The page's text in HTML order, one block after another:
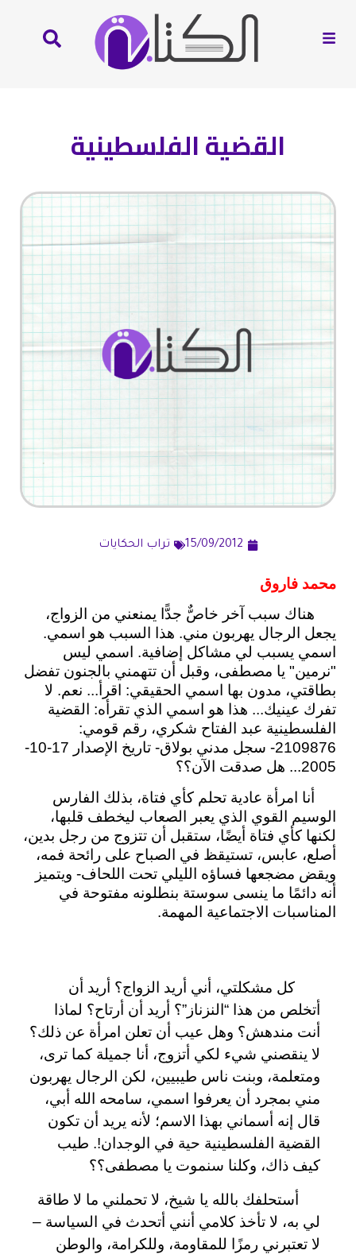
القضية الفلسطينية
15/09/2012 تراب الحكايات
محمد فاروق
هناك سبب آخر خاص جدًّا يمنعني من الزواج،
يجعل الرجال يهربون مني. هذا السبب هو اسمي.
اسمي يسبب لي مشاكل إضافية. اسمي ليس
"نرمين" يا مصطفى، وقبل أن تتهمني بالجنون تفضل
بطاقتي، مدون بها اسمي الحقيقي: اقرأ... نعم. لا
تفرك عينيك... هذا هو اسمي الذي تقرأه: القضية
الفلسطينية عبد الفتاح شكري، رقم قومي:
2109876- سجل مدني بولاق- تاريخ الإصدار 17-10-
2005... هل صدقت الآن؟؟
أنا امرأة عادية تحلم كأي فتاة، بذلك الفارس
الوسيم القوي الذي يعبر الصعاب ليخطف قلبها،
لكنها كأي فتاة أيضًا، ستقبل أن تتزوج من رجل بدين،
أصلع، عابس، تستيقظ في الصباح على رائحة فمه،
ويقض مضجعها فساؤه الليلي تحت اللحاف- ويتميز
أنه دائمًا ما ينسى سوستة بنطلونه مفتوحة في
المناسبات الاجتماعية المهمة.
كل مشكلتي، أني أريد الزواج؟ أريد أن
أتخلص من هذا “النزناز”؟ أريد أن أرتاح؟ لماذا
أنت مندهش؟ وهل عيب أن تعلن امرأة عن ذلك؟
لا ينقصني شيء لكي أتزوج، أنا جميلة كما ترى،
ومتعلمة، وبنت ناس طيبيين، لكن الرجال يهربون
مني بمجرد أن يعرفوا اسمي، سامحه الله أبي،
قال إنه أسماني بهذا الاسم؛ لأنه يريد أن تكون
القضية الفلسطينية حية في الوجدان!. طيب
كيف ذاك، وكلنا سنموت يا مصطفى؟؟
أستحلفك بالله يا شيخ، لا تحملني ما لا طاقة
لي به، لا تأخذ كلامي أنني أتحدث في السياسة –
لا تعتبرني رمزًا للمقاومة، وللكرامة، والوطن